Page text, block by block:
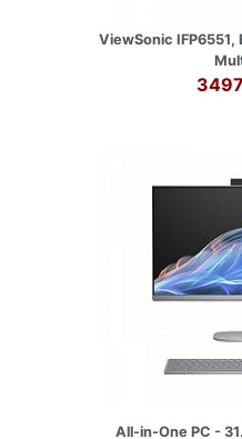
ViewSonic IFP6551,
All-in-One PC -